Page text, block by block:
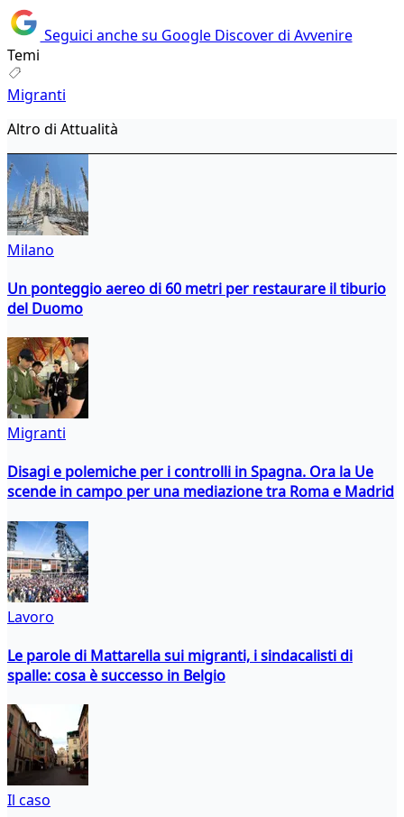
Seguici anche su Google Discover di Avvenire
Temi
Migranti
Altro di Attualità
Milano
Un ponteggio aereo di 60 metri per restaurare il tiburio
del Duomo
Migranti
Disagi e polemiche per i controlli in Spagna. Ora la Ue
scende in campo per una mediazione tra Roma e Madrid
Lavoro
Le parole di Mattarella sui migranti, i sindacalisti di
spalle: cosa è successo in Belgio
Il caso